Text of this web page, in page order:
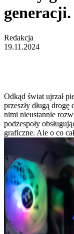
generacji.
Redakcja
19.11.2024
Odkąd świat ujrzał
przeszły długą
nimi nieustannie
podzespoły
graficzne. Ale o co